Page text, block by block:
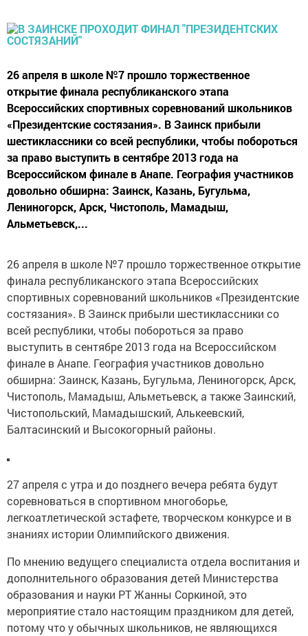
26 апреля в школе №7 прошло торжественное
открытие финала республиканского этапа
Всероссийских спортивных соревнований школьников
«Президентские состязания». В Заинск прибыли
шестиклассники со всей республики, чтобы побороться
за право выступить в сентябре 2013 года на
Всероссийском финале в Анапе. География участников
довольно обширна: Заинск, Казань, Бугульма,
Лениногорск, Арск, Чистополь, Мамадыш,
Альметьевск,...
26 апреля в школе №7 прошло торжественное открытие
финала республиканского этапа Всероссийских
спортивных соревнований школьников «Президентские
состязания». В Заинск прибыли шестиклассники со
всей республики, чтобы побороться за право
выступить в сентябре 2013 года на Всероссийском
финале в Анапе. География участников довольно
обширна: Заинск, Казань, Бугульма, Лениногорск, Арск,
Чистополь, Мамадыш, Альметьевск, а также Заинский,
Чистопольский, Мамадышский, Алькеевский,
Балтасинский и Высокогорный районы.
27 апреля с утра и до позднего вечера ребята будут
соревноваться в спортивном многоборье,
легкоатлетической эстафете, творческом конкурсе и в
знаниях истории Олимпийского движения.
По мнению ведущего специалиста отдела воспитания и
дополнительного образования детей Министерства
образования и науки РТ Жанны Соркиной, это
мероприятие стало настоящим праздником для детей,
потому что у обычных школьников, не являющихся